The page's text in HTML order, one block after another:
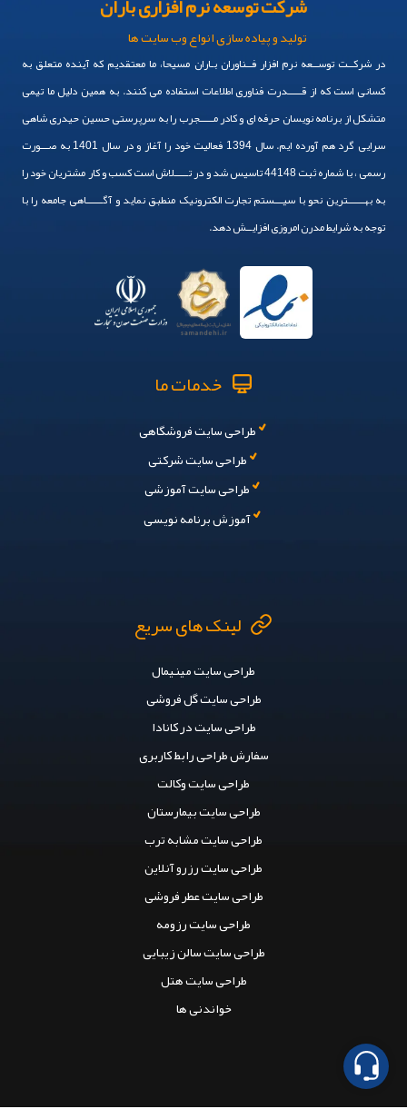
تولید و پیاده سازی انواع وب سایت ها
در شرکــت توســعه نرم افزار فــناوران بـاران مسیحا، ما معتقدیم که آینده متعلق به
کسانی است که از قـــــدرت فناوری اطلاعات استفاده می کنند. به همین دلیل ما تیمی
متشکل از برنامه نویسان حرفه ای و کادر مـــــجرب را به سرپرستی حسین حیدری شاهی
سرایی گرد هم آورده ایم. سال 1394 فعالیت خود را آغاز و در سال 1401 به صـــورت
رسمی ، با شماره ثبت 44148 تاسیس شد و در تـــــلاش است کسب و کار مشتریان خود را
به بهــــــترین نحو با سیـــستم تجارت الکترونیک منطبق نماید و آگــــــاهی جامعه را با
توجه به شرایط مدرن امروزی افزایــش دهد.
خدمات ما
طراحی سایت فروشگاهی
طراحی سایت شرکتی
طراحی سایت آموزشی
آموزش برنامه نویسی
لینک های سریع
طراحی سایت مینیمال
طراحی سایت گل فروشی
طراحی سایت در کانادا
سفارش طراحی رابط کاربری
طراحی سایت وکالت
طراحی سایت بیمارستان
طراحی سایت مشابه ترب
طراحی سایت رزرو آنلاین
طراحی سایت عطر فروشی
طراحی سایت رزومه
طراحی سایت سالن زیبایی
طراحی سایت هتل
خواندنی ها
تماس بگیرید
پیام در تلگرام
پیام در واتساپ
پیام در لینکدین